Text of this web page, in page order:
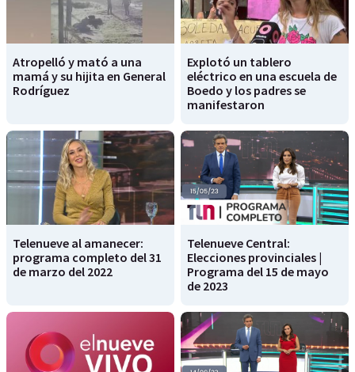
Atropelló y mató a una
mamá y su hijita en General
Rodríguez
Explotó un tablero
eléctrico en una escuela de
Boedo y los padres se
manifestaron
Telenueve al amanecer:
programa completo del 31
de marzo del 2022
Telenueve Central:
Elecciones provinciales |
Programa del 15 de mayo
de 2023